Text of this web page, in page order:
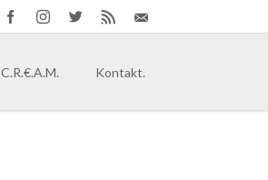
C.R.€.A.M. Kontakt.